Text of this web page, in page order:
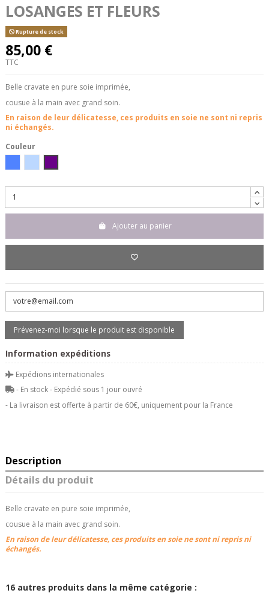
LOSANGES ET FLEURS
Rupture de stock
85,00 €
TTC
Belle cravate en pure soie imprimée,
cousue à la main avec grand soin.
En raison de leur délicatesse, ces produits en soie ne sont ni repris
ni échangés.
Couleur
Ajouter au panier
Information expéditions
Expédions internationales
- En stock - Expédié sous 1 jour ouvré
- La livraison est offerte à partir de 60€, uniquement pour la France
Description
Détails du produit
Belle cravate en pure soie imprimée,
cousue à la main avec grand soin.
En raison de leur délicatesse, ces produits en soie ne sont ni repris ni
échangés.
16 autres produits dans la même catégorie :